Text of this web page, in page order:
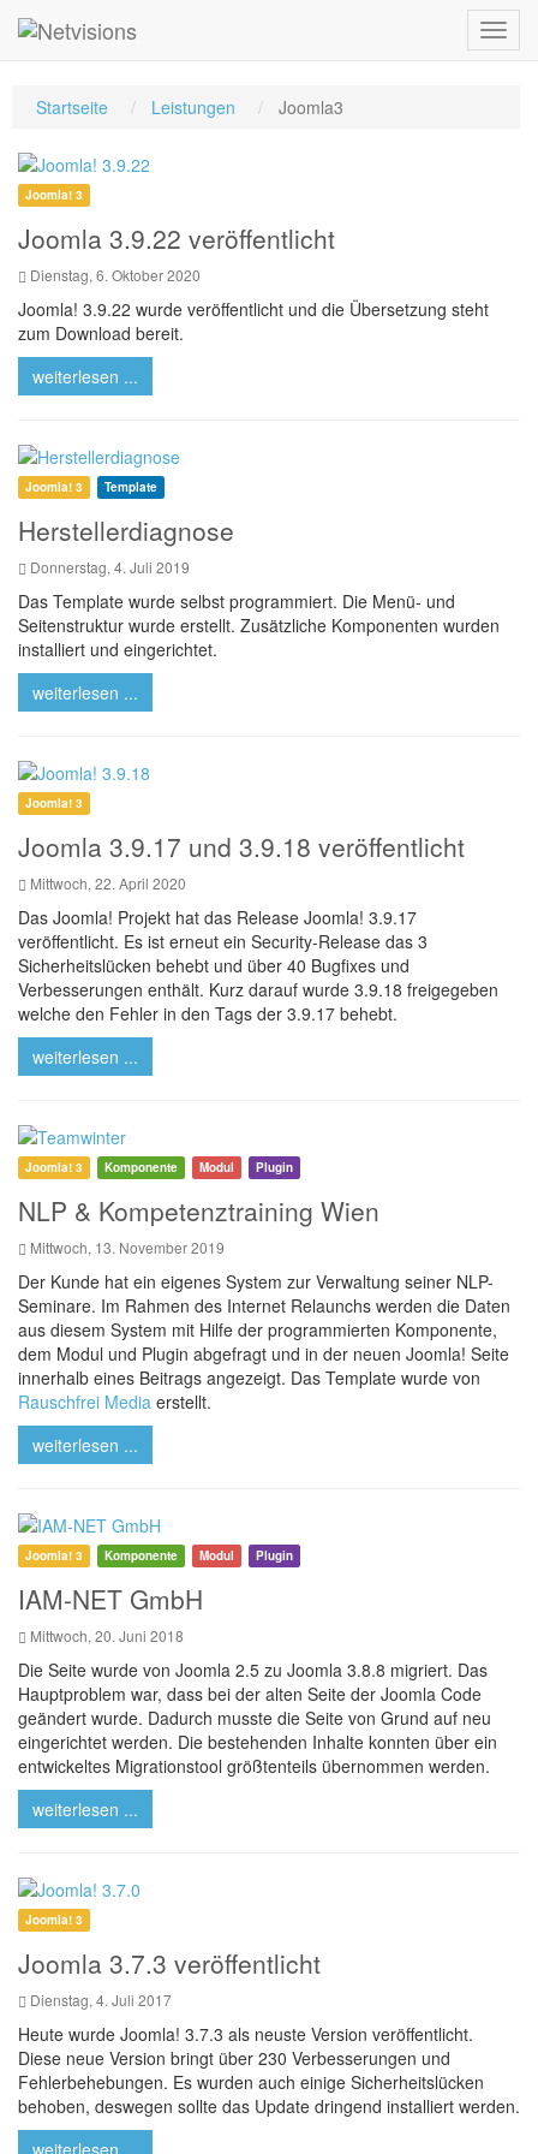
Startseite Leistungen Joomla3
Joomla! 3
Joomla 3.9.22 veröffentlicht
Dienstag, 6. Oktober 2020
Joomla! 3.9.22 wurde veröffentlicht und die Übersetzung steht
zum Download bereit.
weiterlesen ...
Joomla! 3 Template
Herstellerdiagnose
Donnerstag, 4. Juli 2019
Das Template wurde selbst programmiert. Die Menü- und
Seitenstruktur wurde erstellt. Zusätzliche Komponenten wurden
installiert und eingerichtet.
weiterlesen ...
Joomla! 3
Joomla 3.9.17 und 3.9.18 veröffentlicht
Mittwoch, 22. April 2020
Das Joomla! Projekt hat das Release Joomla! 3.9.17
veröffentlicht. Es ist erneut ein Security-Release das 3
Sicherheitslücken behebt und über 40 Bugfixes und
Verbesserungen enthält. Kurz darauf wurde 3.9.18 freigegeben
welche den Fehler in den Tags der 3.9.17 behebt.
weiterlesen ...
Joomla! 3 Komponente Modul Plugin
NLP & Kompetenztraining Wien
Mittwoch, 13. November 2019
Der Kunde hat ein eigenes System zur Verwaltung seiner NLP-
Seminare. Im Rahmen des Internet Relaunchs werden die Daten
aus diesem System mit Hilfe der programmierten Komponente,
dem Modul und Plugin abgefragt und in der neuen Joomla! Seite
innerhalb eines Beitrags angezeigt. Das Template wurde von
Rauschfrei Media erstellt.
weiterlesen ...
Joomla! 3 Komponente Modul Plugin
IAM-NET GmbH
Mittwoch, 20. Juni 2018
Die Seite wurde von Joomla 2.5 zu Joomla 3.8.8 migriert. Das
Hauptproblem war, dass bei der alten Seite der Joomla Code
geändert wurde. Dadurch musste die Seite von Grund auf neu
eingerichtet werden. Die bestehenden Inhalte konnten über ein
entwickeltes Migrationstool größtenteils übernommen werden.
weiterlesen ...
Joomla! 3
Joomla 3.7.3 veröffentlicht
Dienstag, 4. Juli 2017
Heute wurde Joomla! 3.7.3 als neuste Version veröffentlicht.
Diese neue Version bringt über 230 Verbesserungen und
Fehlerbehebungen. Es wurden auch einige Sicherheitslücken
behoben, deswegen sollte das Update dringend installiert werden.
weiterlesen ...